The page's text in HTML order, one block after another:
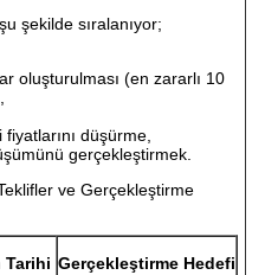
şekilde sıralanıyor;
oluşturulması (en zararlı 10
düşürme,
gerçekleştirmek.
ve Gerçekleştirme
Tarihi Gerçekleştirme Hedefi